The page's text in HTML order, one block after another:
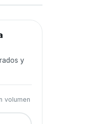
y
volumen